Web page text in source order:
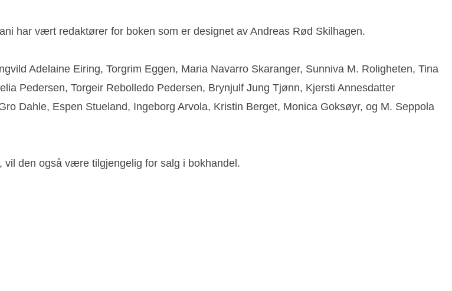
har vært redaktører for boken som er designet av Andreas Rød Skilhagen.
Adelaine Eiring, Torgrim Eggen, Maria Navarro Skaranger, Sunniva M. Roligheten, Tina
Pedersen, Torgeir Rebolledo Pedersen, Brynjulf Jung Tjønn, Kjersti Annesdatter
Dahle, Espen Stueland, Ingeborg Arvola, Kristin Berget, Monica Goksøyr, og M. Seppola
den også være tilgjengelig for salg i bokhandel.